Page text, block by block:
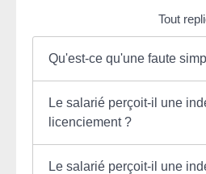
Tout
Qu'est-ce qu'une faute
Le salarié perçoit-il une
licenciement ?
Le salarié perçoit-il une